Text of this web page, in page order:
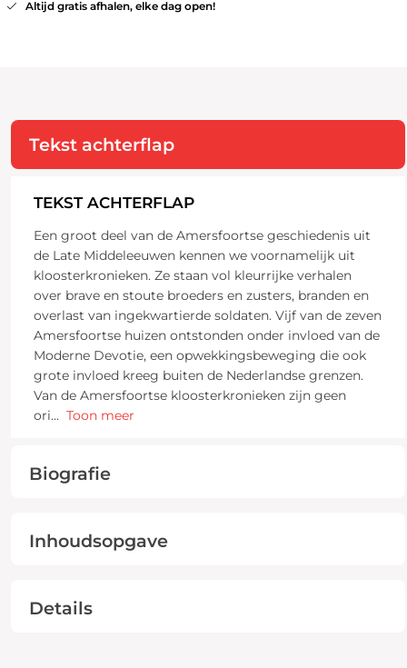
Altijd gratis afhalen, elke dag open!
Tekst achterflap
TEKST ACHTERFLAP
Een groot deel van de Amersfoortse geschiedenis uit
de Late Middeleeuwen kennen we voornamelijk uit
kloosterkronieken. Ze staan vol kleurrijke verhalen
over brave en stoute broeders en zusters, branden en
overlast van ingekwartierde soldaten. Vijf van de zeven
Amersfoortse huizen ontstonden onder invloed van de
Moderne Devotie, een opwekkingsbeweging die ook
grote invloed kreeg buiten de Nederlandse grenzen.
Van de Amersfoortse kloosterkronieken zijn geen
ori... Toon meer
Biografie
Inhoudsopgave
Details